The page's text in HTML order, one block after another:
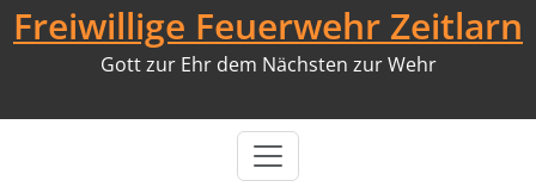
Freiwillige Feuerwehr Zeitlarn
Gott zur Ehr dem Nächsten zur Wehr